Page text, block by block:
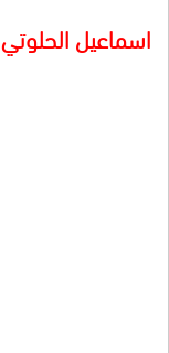
اسماعيل الحلوتي